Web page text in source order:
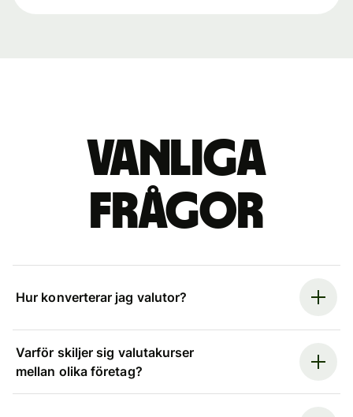
Vanliga
frågor
Hur konverterar jag valutor?
Varför skiljer sig valutakurser
mellan olika företag?